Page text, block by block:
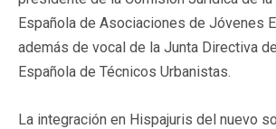
Española de Asociaciones de Jóvenes
además de vocal de la Junta Directiva
Española de Técnicos Urbanistas.
La integración en Hispajuris del nuevo